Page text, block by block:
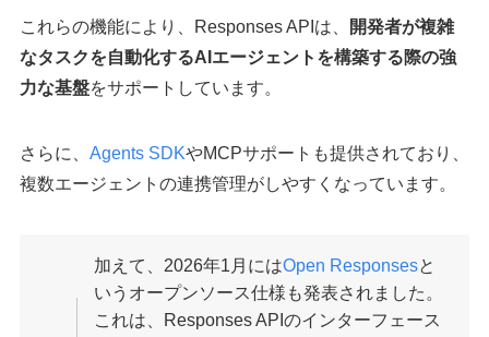
これらの機能により、Responses APIは、
開発者が複雑
なタスクを自動化するAIエージェントを構築する際の強
力な基盤をサポートしています。
​さらに、 Agents SDKやMCPサポートも提供されており、
複数エージェントの連携管理がしやすくなっています。
加えて、2026年1月にはOpen Responsesと
いうオープンソース仕様も発表されました。
これは、Responses APIのインターフェース